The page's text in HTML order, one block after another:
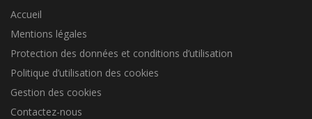
Accueil
Mentions légales
Protection des données et conditions d’utilisation
Politique d’utilisation des cookies
Gestion des cookies
Contactez-nous